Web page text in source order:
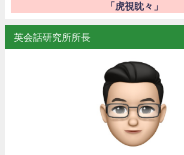
「虎視眈々」
英会話研究所所長